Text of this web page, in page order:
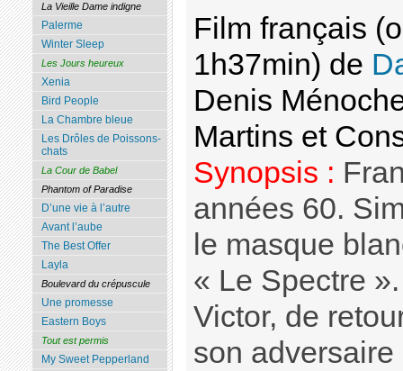
Film français
1h37min) de
Denis
Martins et
Synopsis :
années 60.
le masque
« Le Spectre
Victor, de
son
La Vieille Dame indigne
Palerme
Winter Sleep
Les Jours heureux
Xenia
Bird People
La Chambre bleue
Les Drôles de Poissons-
chats
La Cour de Babel
Phantom of Paradise
D’une vie à l’autre
Avant l’aube
The Best Offer
Layla
Boulevard du crépuscule
Une promesse
Eastern Boys
Tout est permis
My Sweet Pepperland